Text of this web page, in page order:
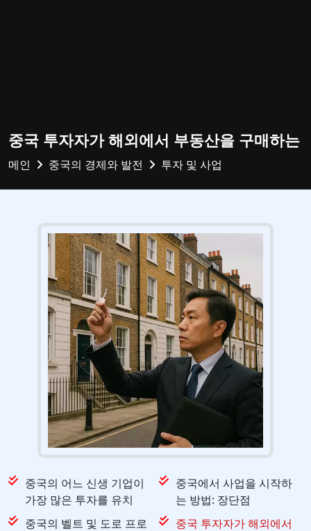
중국 투자자가 해외에서 부동산을 구매하는
메인 중국의 경제와 발전 투자 및 사업
중국의 어느 신생 기업이
가장 많은 투자를 유치
중국에서 사업을 시작하
는 방법: 장단점
중국의 벨트 및 도로 프로
중국 투자자가 해외에서